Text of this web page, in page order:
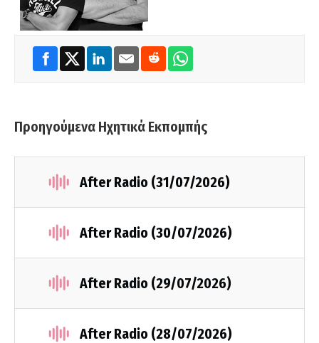
Προηγούμενα Ηχητικά Εκπομπής
After Radio (31/07/2026)
After Radio (30/07/2026)
After Radio (29/07/2026)
After Radio (28/07/2026)